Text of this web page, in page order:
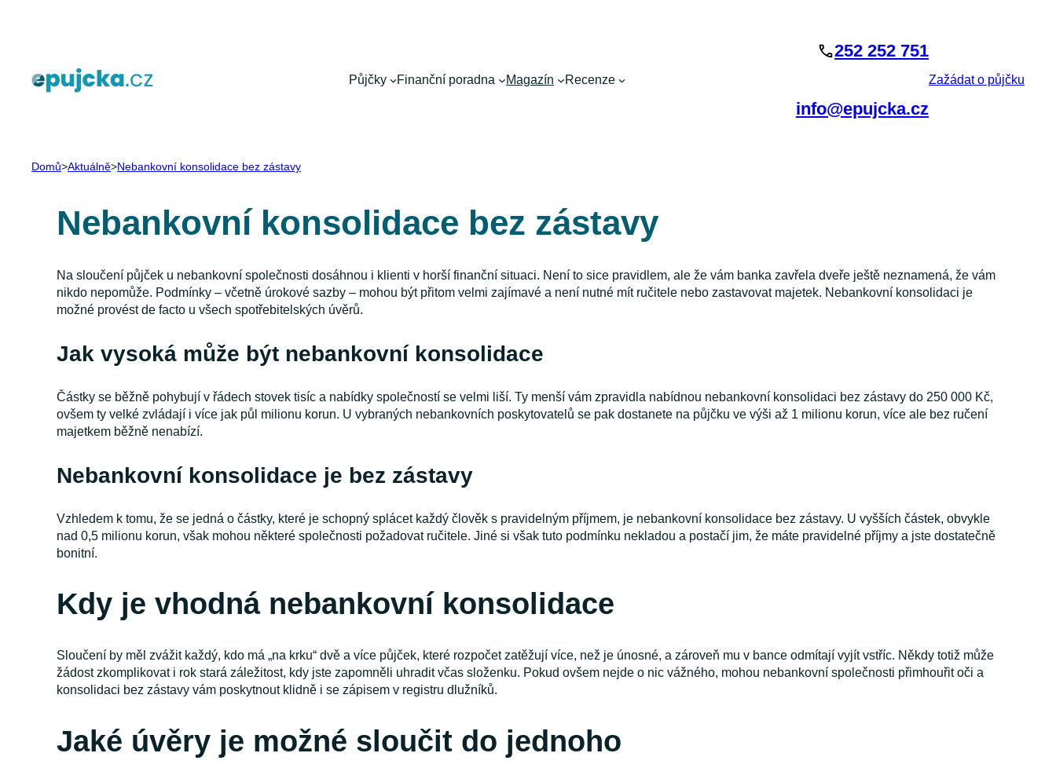
Půjčky Finanční poradna Magazín Recenze
252 252 751
info@epujcka.cz
Zažádat o půjčku
Domů>Aktuálně>Nebankovní konsolidace bez zástavy
Nebankovní konsolidace bez zástavy
Na sloučení půjček u nebankovní společnosti dosáhnou i klienti v horší finanční situaci. Není to sice pravidlem, ale že vám banka zavřela dveře ještě neznamená, že vám
nikdo nepomůže. Podmínky – včetně úrokové sazby – mohou být přitom velmi zajímavé a není nutné mít ručitele nebo zastavovat majetek. Nebankovní konsolidaci je
možné provést de facto u všech spotřebitelských úvěrů.
Jak vysoká může být nebankovní konsolidace
Částky se běžně pohybují v řádech stovek tisíc a nabídky společností se velmi liší. Ty menší vám zpravidla nabídnou nebankovní konsolidaci bez zástavy do 250 000 Kč,
ovšem ty velké zvládají i více jak půl milionu korun. U vybraných nebankovních poskytovatelů se pak dostanete na půjčku ve výši až 1 milionu korun, více ale bez ručení
majetkem běžně nenabízí.
Nebankovní konsolidace je bez zástavy
Vzhledem k tomu, že se jedná o částky, které je schopný splácet každý člověk s pravidelným příjmem, je nebankovní konsolidace bez zástavy. U vyšších částek, obvykle
nad 0,5 milionu korun, však mohou některé společnosti požadovat ručitele. Jiné si však tuto podmínku nekladou a postačí jim, že máte pravidelné příjmy a jste dostatečně
bonitní.
Kdy je vhodná nebankovní konsolidace
Sloučení by měl zvážit každý, kdo má „na krku“ dvě a více půjček, které rozpočet zatěžují více, než je únosné, a zároveň mu v bance odmítají vyjít vstříc. Někdy totiž může
žádost zkomplikovat i rok stará záležitost, kdy jste zapomněli uhradit včas složenku. Pokud ovšem nejde o nic vážného, mohou nebankovní společnosti přimhouřit oči a
konsolidaci bez zástavy vám poskytnout klidně i se zápisem v registru dlužníků.
Jaké úvěry je možné sloučit do jednoho